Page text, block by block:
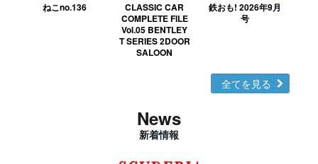
ねこno.136
CLASSIC CAR
COMPLETE FILE
Vol.05 BENTLEY
T SERIES 2DOOR
SALOON
鉄おも! 2026年9月
号
全てを見る
News
新着情報